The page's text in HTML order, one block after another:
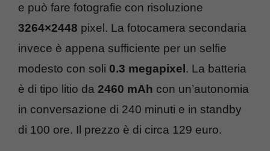
e può fare fotografie con risoluzione
3264×2448 pixel. La fotocamera secondaria
invece è appena sufficiente per un selfie
modesto con soli 0.3 megapixel. La batteria
è di tipo litio da 2460 mAh con un’autonomia
in conversazione di 240 minuti e in standby
di 100 ore. Il prezzo è di circa 129 euro.